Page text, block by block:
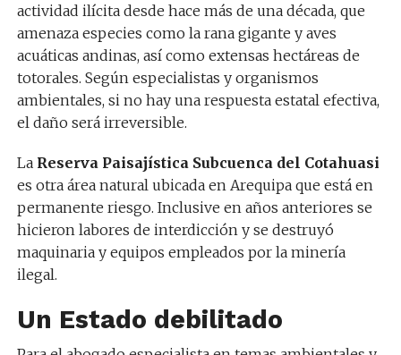
actividad ilícita desde hace más de una década, que
amenaza especies como la rana gigante y aves
acuáticas andinas, así como extensas hectáreas de
totorales. Según especialistas y organismos
ambientales, si no hay una respuesta estatal efectiva,
el daño será irreversible.
La Reserva Paisajística Subcuenca del Cotahuasi
es otra área natural ubicada en Arequipa que está en
permanente riesgo. Inclusive en años anteriores se
hicieron labores de interdicción y se destruyó
maquinaria y equipos empleados por la minería
ilegal.
Un Estado debilitado